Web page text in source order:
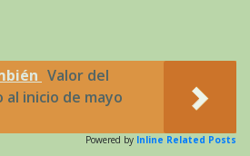
Valor del
inicio de mayo
Powered by Inline Related Posts